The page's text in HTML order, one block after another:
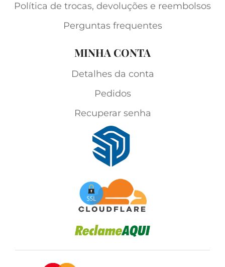
Política de trocas, devoluções e reembolsos
Perguntas frequentes
MINHA CONTA
Detalhes da conta
Pedidos
Recuperar senha